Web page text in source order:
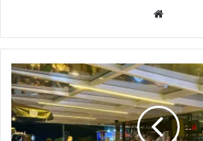
Rachell Ellen Wong. Foto: Lucien
Website